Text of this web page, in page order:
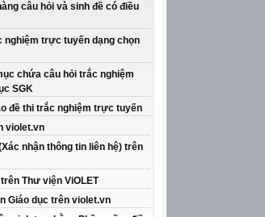
câu hỏi và sinh đề có điều
nghiệm trực tuyến dạng chọn
chứa câu hỏi trắc nghiệm
SGK
đề thi trắc nghiệm trực tuyến
violet.vn
nhận thông tin liên hệ) trên
Thư viện ViOLET
Giáo dục trên violet.vn